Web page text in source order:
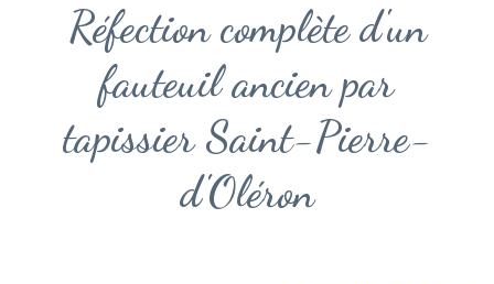
Réfection complète d'un
fauteuil ancien par
tapissier Saint-Pierre-
d'Oléron